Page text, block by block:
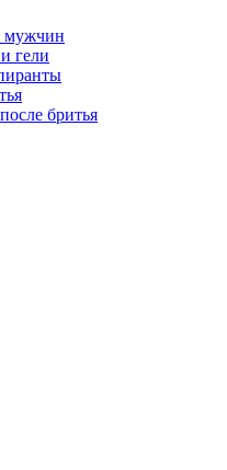
мужчин
гели
бритья